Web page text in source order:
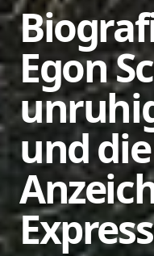
Egon
und